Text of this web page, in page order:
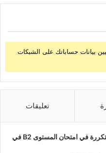
بيانات حساباتك على الشبكات
تعليقات
أهم الأسئلة المتكررة في امتحان المستوى B2 في